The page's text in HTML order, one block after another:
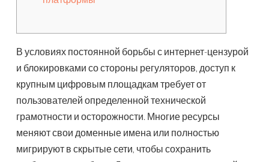
В условиях постоянной борьбы с интернет-цензурой
и блокировками со стороны регуляторов, доступ к
крупным цифровым площадкам требует от
пользователей определенной технической
грамотности и осторожности. Многие ресурсы
меняют свои доменные имена или полностью
мигрируют в скрытые сети, чтобы сохранить